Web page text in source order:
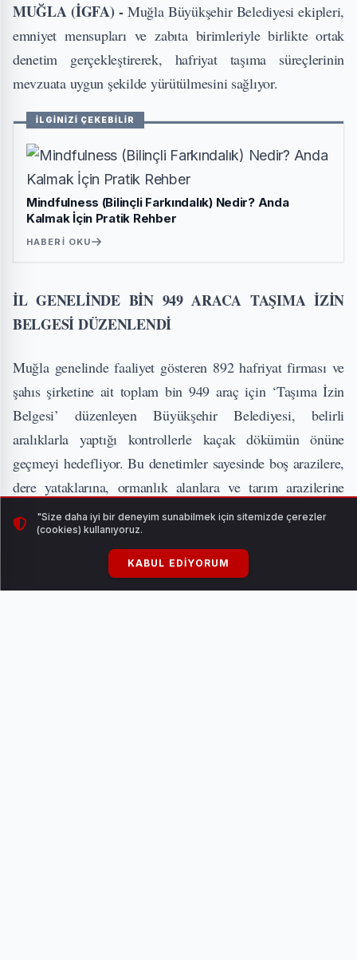
MUĞLA (İGFA) - Muğla Büyükşehir Belediyesi ekipleri,
emniyet mensupları ve zabıta birimleriyle birlikte ortak
denetim gerçekleştirerek, hafriyat taşıma süreçlerinin
mevzuata uygun şekilde yürütülmesini sağlıyor.
İLGİNİZİ ÇEKEBİLİR
Mindfulness (Bilinçli Farkındalık) Nedir? Anda
Kalmak İçin Pratik Rehber
HABERI OKU
İL GENELİNDE BİN 949 ARACA TAŞIMA İZİN
BELGESİ DÜZENLENDİ
Muğla genelinde faaliyet gösteren 892 hafriyat firması ve
şahıs şirketine ait toplam bin 949 araç için ‘Taşıma İzin
Belgesi’ düzenleyen Büyükşehir Belediyesi, belirli
aralıklarla yaptığı kontrollerle kaçak dökümün önüne
geçmeyi hedefliyor. Bu denetimler sayesinde boş arazilere,
dere yataklarına, ormanlık alanlara ve tarım arazilerine
gelişigüzel hafriyat dökülmesinin önüne geçilerek çevre ve
doğal yaşam korunuyor.
DOĞAYI VE HALK SAĞLIĞINI KORUYAN
"Size daha iyi bir deneyim sunabilmek için sitemizde çerezler
(cookies) kullanıyoruz.
KABUL EDIYORUM